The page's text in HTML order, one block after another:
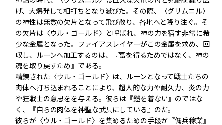
げ、大爆発して相打ちとなり滅びた。その際、〈グリムニル〉
の神性は無数の欠片となって飛び散り、各地へと降り注ぐ。そ
の欠片は〈ウル・ゴールド〉と呼ばれ、神の力を宿す非常に希
少な金属となった。ファイアスレイヤーがこの金属を求め、回
収し、ルーンへ加工するのは、『富を得るためではなく、神の
魂を取り戻すため』である。
精錬された〈ウル・ゴールド〉は、ルーンとなって戦士たちの
肉体へ打ち込まれることにより、超人的な力や耐久力、炎の力
や狂戦士の意思をを与える。彼らは『鎧を着ない』のではな
く、『自らの肉体を神聖な武具にしている』のだ。
彼らが〈ウル・ゴールド〉を集めるための手段が『傭兵稼業』